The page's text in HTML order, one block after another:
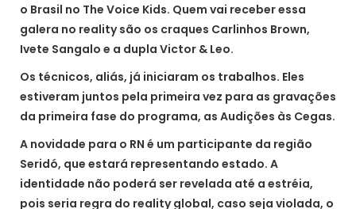
o Brasil no The Voice Kids. Quem vai receber essa
galera no reality são os craques Carlinhos Brown,
Ivete Sangalo e a dupla Victor & Leo.
Os técnicos, aliás, já iniciaram os trabalhos. Eles
estiveram juntos pela primeira vez para as gravações
da primeira fase do programa, as Audições às Cegas.
A novidade para o RN é um participante da região
Seridó, que estará representando estado. A
identidade não poderá ser revelada até a estréia,
pois seria regra do reality global, caso seja violada, o